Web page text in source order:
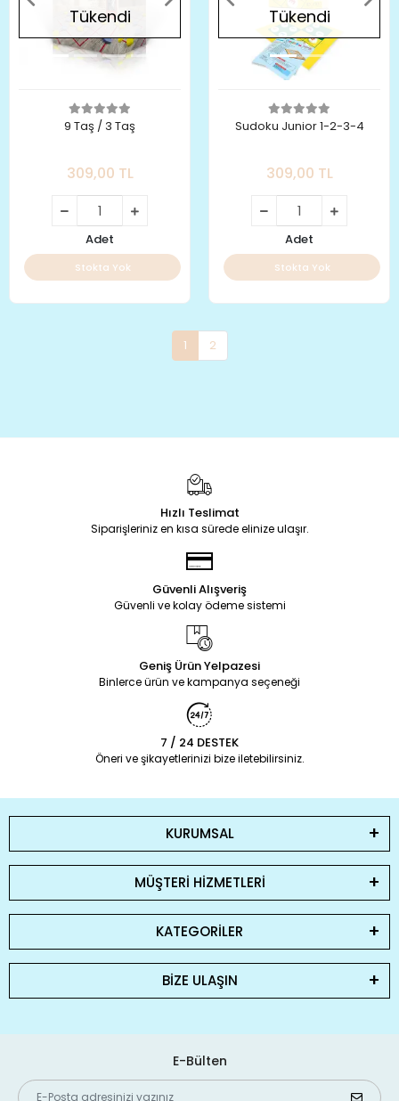
Tükendi
9 Taş / 3 Taş
309,00 TL
Adet
Stokta Yok
Tükendi
Sudoku Junior 1-2-3-4
309,00 TL
Adet
Stokta Yok
1 2
Hızlı Teslimat
Siparişleriniz en kısa sürede elinize ulaşır.
Güvenli Alışveriş
Güvenli ve kolay ödeme sistemi
Geniş Ürün Yelpazesi
Binlerce ürün ve kampanya seçeneği
7 / 24 DESTEK
Öneri ve şikayetlerinizi bize iletebilirsiniz.
KURUMSAL
MÜŞTERİ HİZMETLERİ
KATEGORİLER
BİZE ULAŞIN
E-Bülten